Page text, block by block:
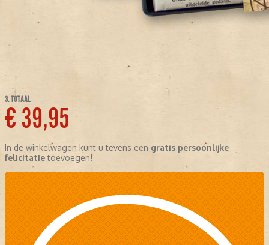
3. TOTAAL
€ 39,95
In de winkelwagen kunt u tevens een gratis persoonlijke
felicitatietoevoegen!